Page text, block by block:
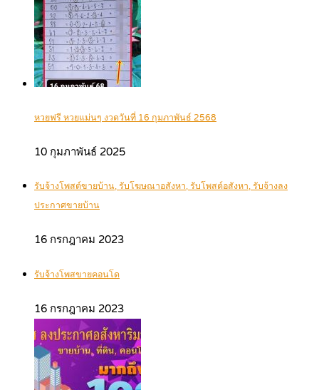
หวยฟรี หวยแม่นๆ งวดวันที่ 16 กุมภาพันธ์ 2568
10 กุมภาพันธ์ 2025
รับจ้างโพสต์ขายบ้าน, รับโฆษณาอสังหา, รับโพสต์อสังหา, รับจ้างลง
ประกาศขายบ้าน
16 กรกฎาคม 2023
รับจ้างโพสขายคอนโด
16 กรกฎาคม 2023